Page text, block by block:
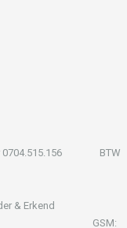
BTW
Erkend
– België GSM: